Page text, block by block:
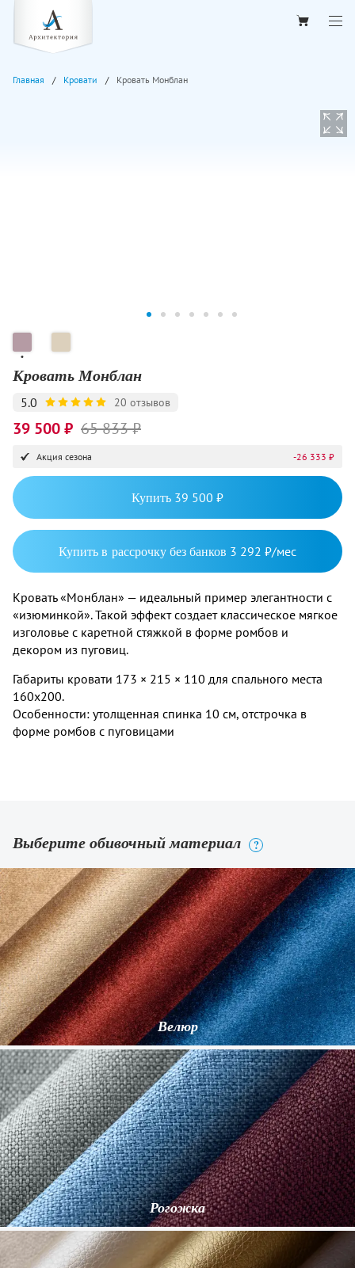
Главная Кровати Кровать Монблан
Кровать Монблан
5.0 20 отзывов
39 500 ₽ 65 833 ₽
Акция сезона -26 333 ₽
Купить 39 500 ₽
Купить в рассрочку без банков 3 292 ₽/мес
Кровать «Монблан» — идеальный пример элегантности с
«изюминкой». Такой эффект создает классическое мягкое
изголовье с каретной стяжкой в форме ромбов и
декором из пуговиц.
Габариты кровати 173 × 215 × 110 для спального места
160x200.
Особенности: утолщенная спинка 10 см, отстрочка в
форме ромбов с пуговицами
Выберите обивочный материал ?
Велюр
Рогожка